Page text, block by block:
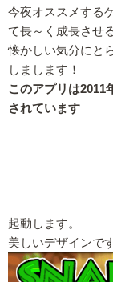
今夜オススメする
て長～く成長させ
懐かしい気分にと
しまします！
このアプリは2011
されています
起動します。
美しいデザインで